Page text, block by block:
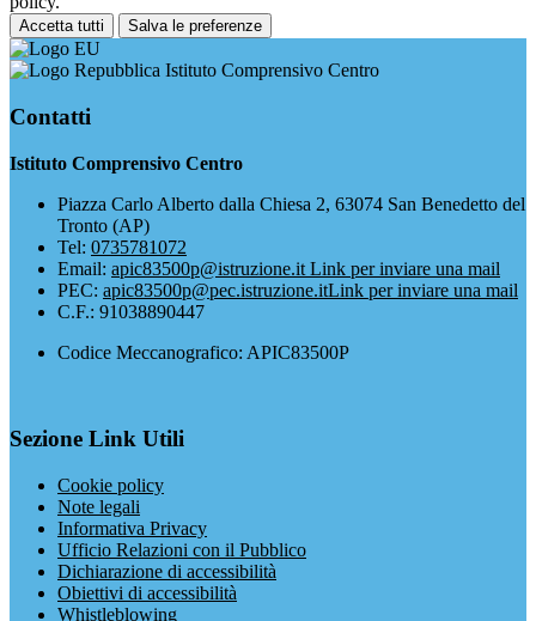
Accetta tutti Salva le preferenze
Istituto Comprensivo Centro
Contatti
Istituto Comprensivo Centro
Piazza Carlo Alberto dalla Chiesa 2, 63074 San Benedetto del
Tronto (AP)
Tel: 0735781072
Email: apic83500p@istruzione.it Link per inviare una mail
PEC: apic83500p@pec.istruzione.itLink per inviare una mail
C.F.: 91038890447
Codice Meccanografico: APIC83500P
Sezione Link Utili
Cookie policy
Note legali
Informativa Privacy
Ufficio Relazioni con il Pubblico
Dichiarazione di accessibilità
Obiettivi di accessibilità
Whistleblowing